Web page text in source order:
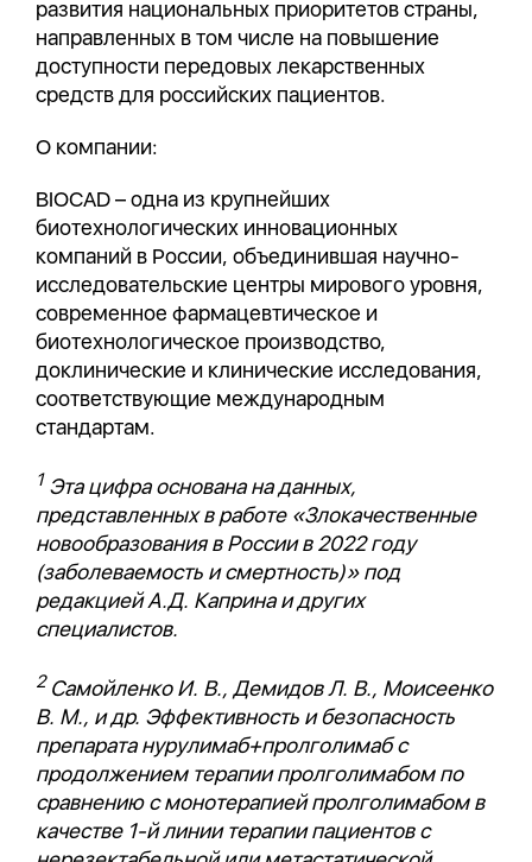
развития национальных приоритетов страны,
направленных в том числе на повышение
доступности передовых лекарственных
средств для российских пациентов.
О компании:
BIOCAD – одна из крупнейших
биотехнологических инновационных
компаний в России, объединившая научно-
исследовательские центры мирового уровня,
современное фармацевтическое и
биотехнологическое производство,
доклинические и клинические исследования,
соответствующие международным
стандартам.
1 Эта цифра основана на данных,
представленных в работе «Злокачественные
новообразования в России в 2022 году
(заболеваемость и смертность)» под
редакцией А.Д. Каприна и других
специалистов.
2 Самойленко И. В., Демидов Л. В., Моисеенко
В. М., и др. Эффективность и безопасность
препарата нурулимаб+пролголимаб с
продолжением терапии пролголимабом по
сравнению с монотерапией пролголимабом в
качестве 1-й линии терапии пациентов с